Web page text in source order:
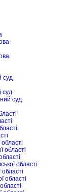
суд
суд
суд
області
області
області